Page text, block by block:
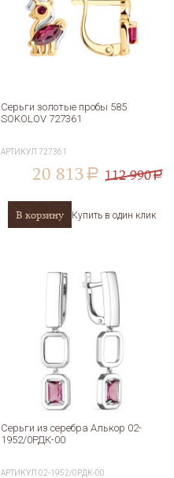
Серьги золотые пробы 585
SOKOLOV 727361
АРТИКУЛ 727361
20 813 a 112 990a
В корзину Купить в один клик
Серьги из серебра Алькор 02-
1952/0РДК-00
АРТИКУЛ02-1952/0РДК-00